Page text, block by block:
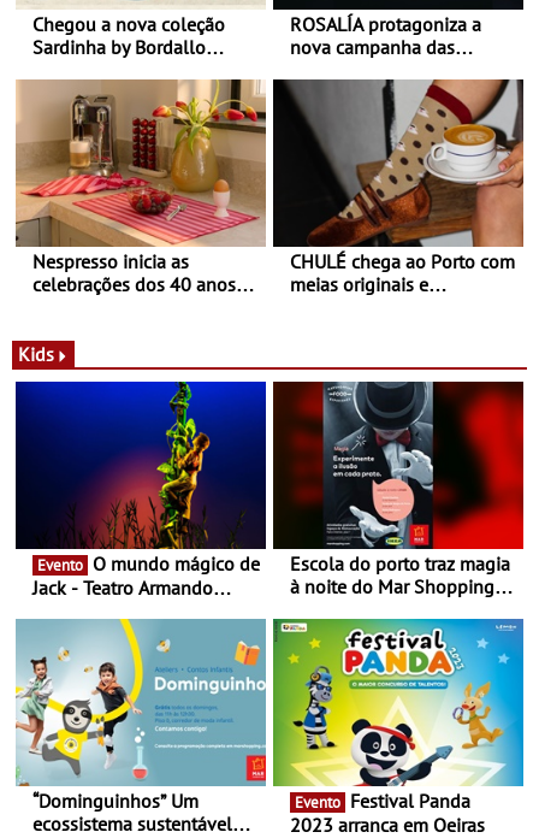
Chegou a nova coleção
Sardinha by Bordallo
ROSALÍA protagoniza a
nova campanha das
Balance
Nespresso inicia as
celebrações dos 40 anos
Novas - Edição limitada
Nespresso x Torres Novas
CHULÉ chega ao Porto com
meias originais e
Shopping
Kids
Evento
Jack - Teatro Armando
Escola do porto traz magia
à noite do Mar Shopping
29 de abril, às 21h00
“Dominguinhos” Um
ecossistema sustentável
Evento
2023 arranca em Oeiras